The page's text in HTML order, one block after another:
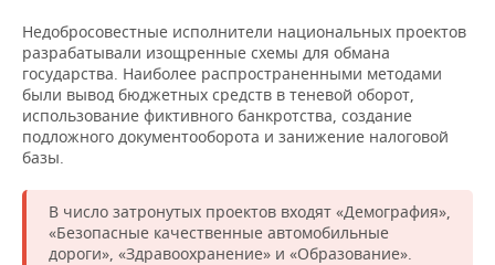
ВОЛЕЙБОЛ
КИБЕРСПОРТ
ФИГУРНОЕ КАТАНИЕ
ВОДНЫЕ ВИДЫ СПОРТА
ХОККЕЙ С МЯЧОМ
ИСТОРИЯ
КУЛЬТУРА
МЕДИЦИНА
ОБРАЗОВАНИЕ
ПРОИСШЕСТВИЯ
СПИСОК ПЕРСОН
СПИСОК КОМПАНИЙ
ПОЛНАЯ ВЕРСИЯ
Недобросовестные исполнители национальных проектов
разрабатывали изощренные схемы для обмана
государства. Наиболее распространенными методами
были вывод бюджетных средств в теневой оборот,
использование фиктивного банкротства, создание
подложного документооборота и занижение налоговой
базы.
В число затронутых проектов входят «Демография»,
«Безопасные качественные автомобильные
дороги», «Здравоохранение» и «Образование».